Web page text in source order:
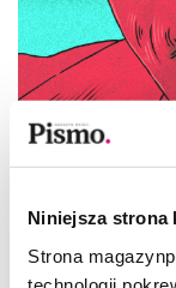
Niniejsza strona
Strona
Śledztwo
REDAKCJA